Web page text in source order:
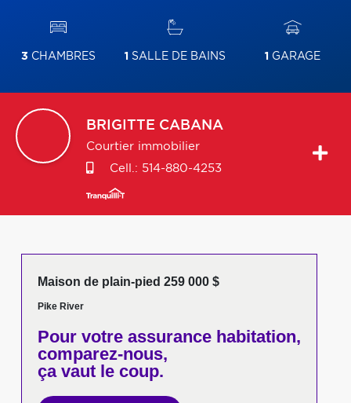
3 CHAMBRES 1 SALLE DE BAINS 1 GARAGE
BRIGITTE CABANA
Courtier immobilier
Cell.: 514-880-4253
Maison de plain-pied 259 000 $
Pike River
Pour votreassurance habitation,
comparez-nous,
ça vaut le coup.